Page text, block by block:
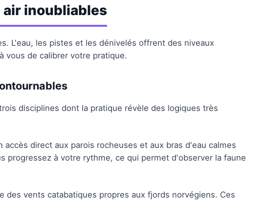
inoubliables
L'eau, les pistes et les dénivelés offrent des niveaux
de calibrer votre pratique.
disciplines dont la pratique révèle des logiques très
accès direct aux parois rocheuses et aux bras d'eau calmes
progressez à votre rythme, ce qui permet d'observer la faune
des vents catabatiques propres aux fjords norvégiens. Ces